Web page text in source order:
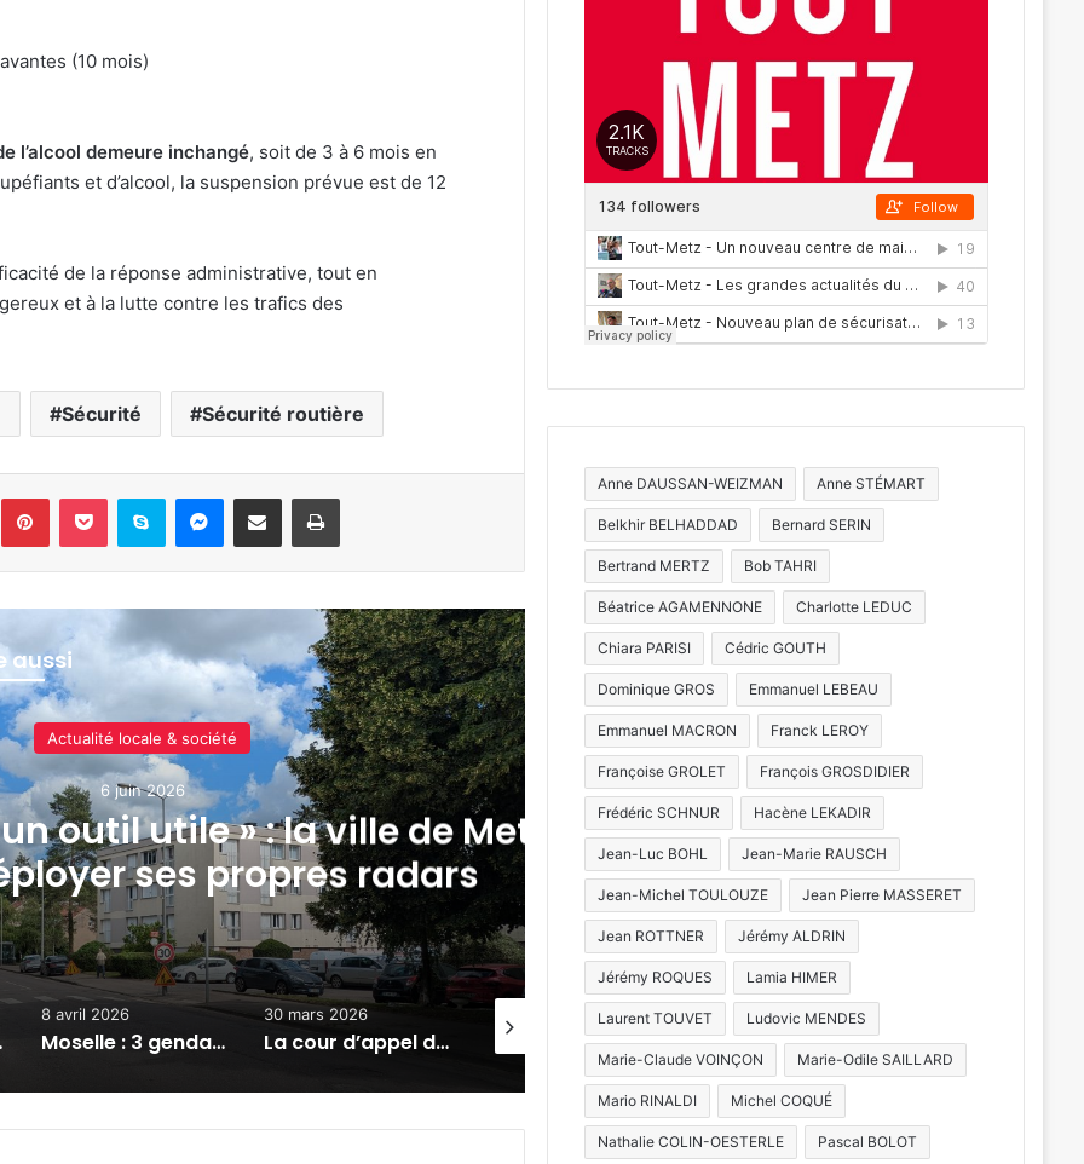
(10 mois)
l’alcool demeure inchangé, soit de 3 à 6 mois en
et d’alcool, la suspension prévue est de 12
de la réponse administrative, tout en
et à la lutte contre les trafics des
Sécurité Sécurité routière
PinterestPocket Skype Messenger
Partager par e-mail Imprimer
aussi
Actualité locale & société
6 juin 2026
outil utile » : la ville de Metz
ses propres radars
Moselle : 3
radars
8 avril 2026
Moselle : 3 gendarmes blessés lors d’un vol de carburant
30 mars 2026
La cour d’appel de Metz inaugure une salle d’audience entièrement rénovée Un nouveau plan pour mieux gérer les incendies au centre-ville de Metz
16 juin 2026
Dates des soldes d’été 2026 en Moselle et au Luxembourg
Anne DAUSSAN-WEIZMAN Anne STÉMART
Belkhir BELHADDAD Bernard SERIN
Bertrand MERTZ Bob TAHRI
Béatrice AGAMENNONE Charlotte LEDUC
Chiara PARISI Cédric GOUTH
Dominique GROS Emmanuel LEBEAU
Emmanuel MACRON Franck LEROY
Françoise GROLET François GROSDIDIER
Frédéric SCHNUR Hacène LEKADIR
Jean-Luc BOHL Jean-Marie RAUSCH
Jean-Michel TOULOUZE Jean Pierre MASSERET
Jean ROTTNER Jérémy ALDRIN
Jérémy ROQUES Lamia HIMER
Laurent TOUVET Ludovic MENDES
Marie-Claude VOINÇON Marie-Odile SAILLARD
Mario RINALDI Michel COQUÉ
Nathalie COLIN-OESTERLE Pascal BOLOT